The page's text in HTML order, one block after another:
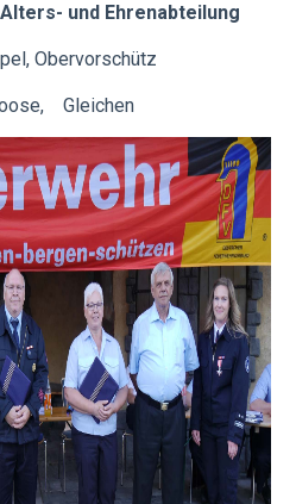
und Ehrenabteilung
Obervorschütz
Gleichen